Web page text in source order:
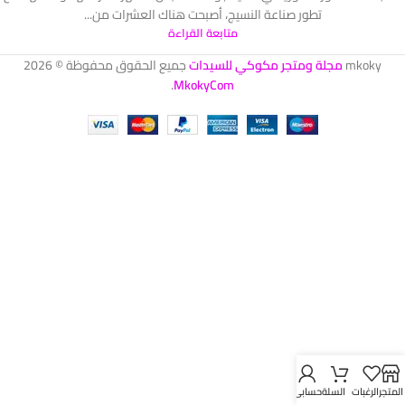
تطور صناعة النسيج، أصبحت هناك العشرات من...
متابعة القراءة
mkokyمجلة ومتجر مكوكي للسيداتجميع الحقوق محفوظة © 2026
MkokyCom
.
المتجرالرغبات السلةحسابي